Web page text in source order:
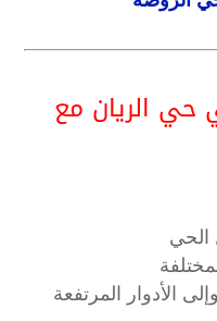
الريان مع
الحي
الأدوار المرتفعة